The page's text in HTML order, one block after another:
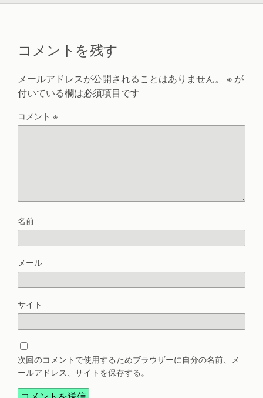
コメントを残す
メールアドレスが公開されることはありません。 ※ が
付いている欄は必須項目です
コメント ※
名前
メール
サイト
次回のコメントで使用するためブラウザーに自分の名前、メ
ールアドレス、サイトを保存する。